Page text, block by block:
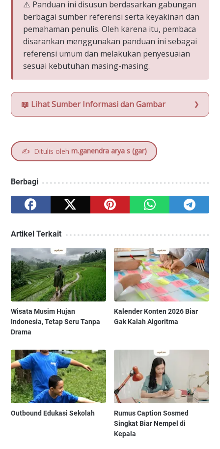
⚠️ Panduan ini disusun berdasarkan gabungan
berbagai sumber referensi serta keyakinan dan
pemahaman penulis. Oleh karena itu, pembaca
disarankan menggunakan panduan ini sebagai
referensi umum dan melakukan penyesuaian
sesuai kebutuhan masing-masing.
📖 Lihat Sumber Informasi dan Gambar
✍️ Ditulis oleh m.ganendra arya s (gar)
Berbagi
Artikel Terkait
Wisata Musim Hujan
Indonesia, Tetap Seru Tanpa
Drama
Kalender Konten 2026 Biar
Gak Kalah Algoritma
Outbound Edukasi Sekolah
Rumus Caption Sosmed
Singkat Biar Nempel di
Kepala